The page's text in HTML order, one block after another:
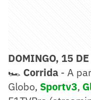
DOMINGO, 15
🏎️ Corrida - A
Globo, Sportv3,